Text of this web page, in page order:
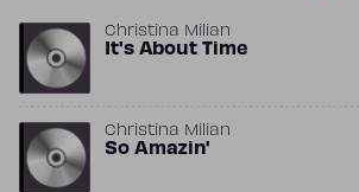
Christina Milian
It's About Time
Christina Milian
So Amazin'